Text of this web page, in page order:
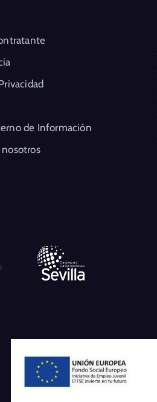
de Información
nosotros